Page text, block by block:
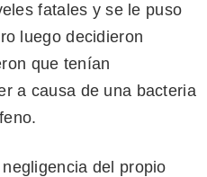
fatales y se le puso
luego decidieron
que tenían
a causa de una bacteria
del propio